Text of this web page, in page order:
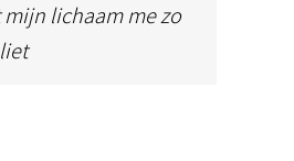
lichaam me zo